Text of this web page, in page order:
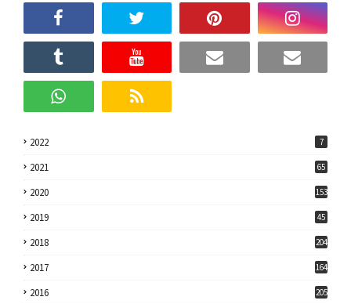
2022 7
2021 65
2020 153
2019 45
2018 204
2017 164
2016 205